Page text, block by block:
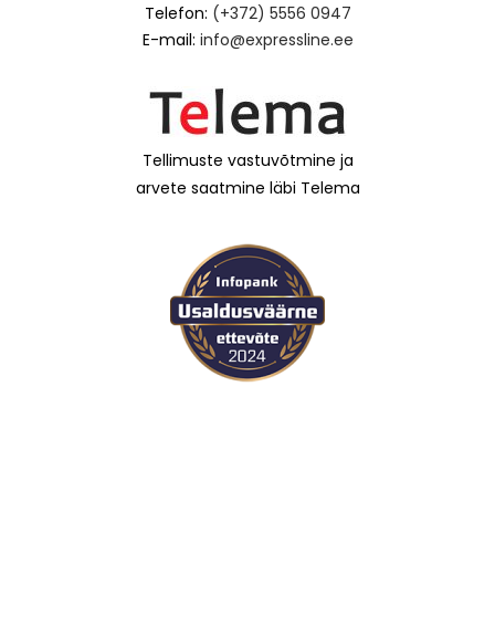
Telefon: (+372) 5556 0947
E-mail: info@expressline.ee
Tellimuste vastuvõtmine ja
arvete saatmine läbi Telema